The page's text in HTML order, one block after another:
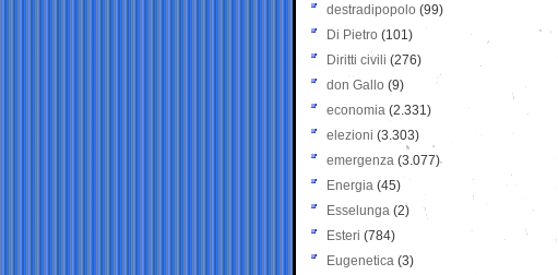
destradipopolo (99)
Di Pietro (101)
Diritti civili (276)
don Gallo (9)
economia (2.331)
elezioni (3.303)
emergenza (3.077)
Energia (45)
Esselunga (2)
Esteri (784)
Eugenetica (3)